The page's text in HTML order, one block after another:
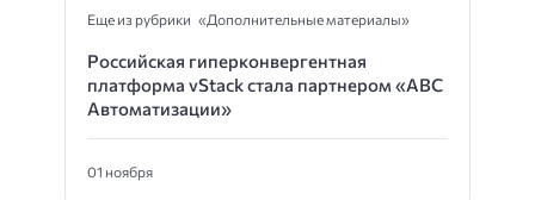
Еще из рубрики «Дополнительные материалы»
Российская гиперконвергентная
платформа vStack стала партнером «ABC
Автоматизации»
01 ноября